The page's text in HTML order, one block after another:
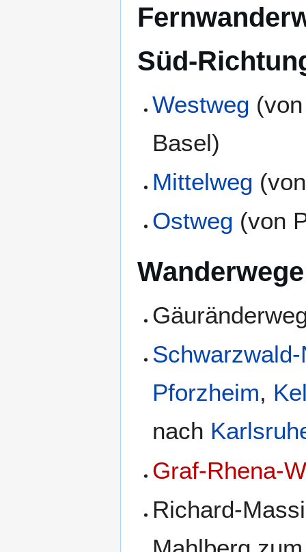
Süd-
Westweg
Basel)
Mittelweg
Ostweg (von
Pforzheim,
nach
Graf-Rhena-
Richard-